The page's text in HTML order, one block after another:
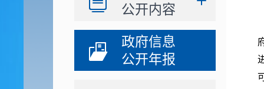
公开内容
政府信息
公开年报